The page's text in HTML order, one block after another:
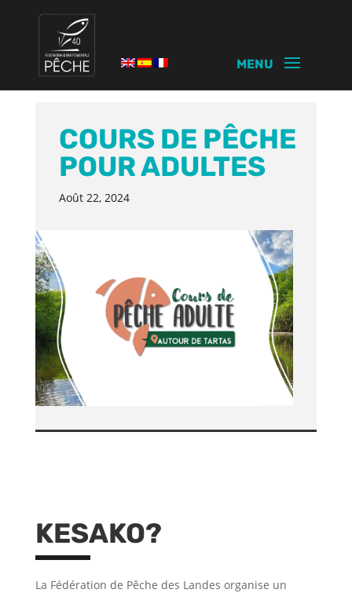
COURS DE PÊCHE
POUR ADULTES
Août 22, 2024
KESAKO?
La Fédération de Pêche des Landes organise un